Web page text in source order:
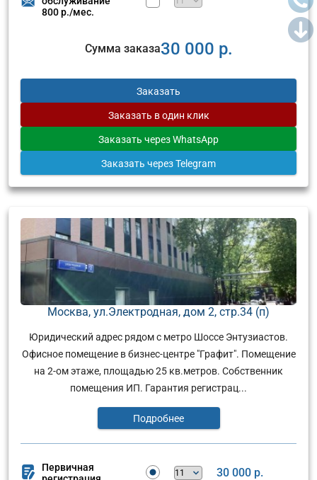
800 р./мес.
Сумма заказа30 000 р.
Заказать
Заказать в один клик
Заказать через WhatsApp
Заказать через Telegram
Москва, ул.Электродная, дом 2, стр.34 (п)
Юридический адрес рядом с метро Шоссе Энтузиастов.
Офисное помещение в бизнес-центре "Графит". Помещение
на 2-ом этаже, площадью 25 кв.метров. Собственник
помещения ИП. Гарантия регистрац...
Подробнее
Первичная
30 000 р.